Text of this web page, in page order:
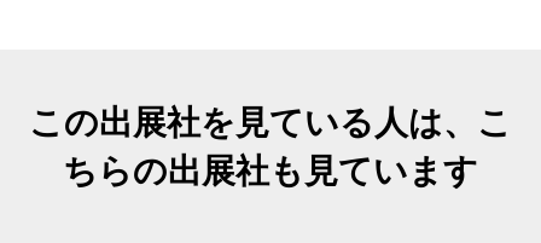
この出展社を見ている人は、こ
ちらの出展社も見ています